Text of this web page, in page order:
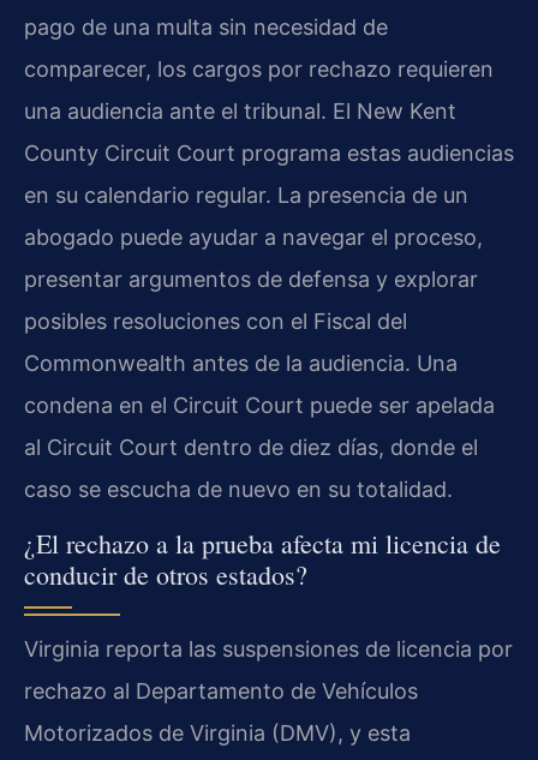
pago de una multa sin necesidad de
comparecer, los cargos por rechazo requieren
una audiencia ante el tribunal. El New Kent
County Circuit Court programa estas audiencias
en su calendario regular. La presencia de un
abogado puede ayudar a navegar el proceso,
presentar argumentos de defensa y explorar
posibles resoluciones con el Fiscal del
Commonwealth antes de la audiencia. Una
condena en el Circuit Court puede ser apelada
al Circuit Court dentro de diez días, donde el
caso se escucha de nuevo en su totalidad.
¿El rechazo a la prueba afecta mi licencia de
conducir de otros estados?
Virginia reporta las suspensiones de licencia por
rechazo al Departamento de Vehículos
Motorizados de Virginia (DMV), y esta